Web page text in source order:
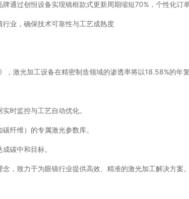
通过创恒设备实现镜框款式更新周期缩短70%，个性化订
业，确保技术可靠性与工艺成熟度
激光加工设备在精密制造领域的渗透率将以18.58%的年复
时监控与工艺自动优化。
纤维）的专属激光参数库。
碳中和目标。
，致力于为眼镜行业提供高效、精准的激光加工解决方